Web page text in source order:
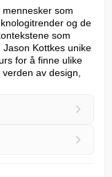
som
og de
som
Kottkes unike
for å finne ulike
av design,